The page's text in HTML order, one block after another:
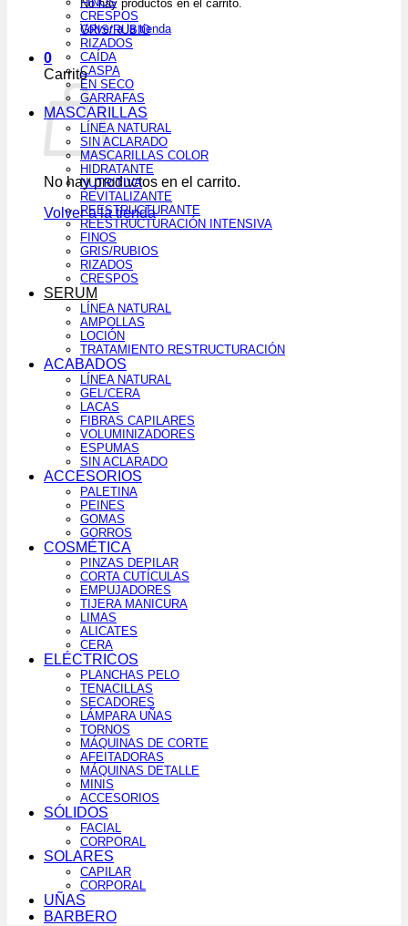
No hay productos en el carrito.
Volver a la tienda
0
Carrito
No hay productos en el carrito.
Volver a la tienda
CRESPOS
GRIS/RUBIO
RIZADOS
CAÍDA
CASPA
EN SECO
GARRAFAS
MASCARILLAS
LÍNEA NATURAL
SIN ACLARADO
MASCARILLAS COLOR
HIDRATANTE
NUTRITIVA
REVITALIZANTE
REESTRUCTURANTE
REESTRUCTURACIÓN INTENSIVA
FINOS
GRIS/RUBIOS
RIZADOS
CRESPOS
SERUM
LÍNEA NATURAL
AMPOLLAS
LOCIÓN
TRATAMIENTO RESTRUCTURACIÓN
ACABADOS
LÍNEA NATURAL
GEL/CERA
LACAS
FIBRAS CAPILARES
VOLUMINIZADORES
ESPUMAS
SIN ACLARADO
ACCESORIOS
PALETINA
PEINES
GOMAS
GORROS
COSMÉTICA
PINZAS DEPILAR
CORTA CUTÍCULAS
EMPUJADORES
TIJERA MANICURA
LIMAS
ALICATES
CERA
ELÉCTRICOS
PLANCHAS PELO
TENACILLAS
SECADORES
LÁMPARA UÑAS
TORNOS
MÁQUINAS DE CORTE
AFEITADORAS
MÁQUINAS DETALLE
MINIS
ACCESORIOS
SÓLIDOS
FACIAL
CORPORAL
SOLARES
CAPILAR
CORPORAL
UÑAS
BARBERO